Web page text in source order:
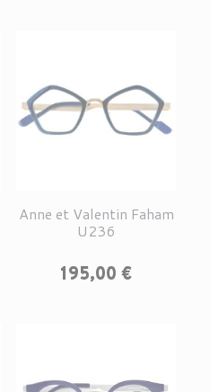
Anne et Valentin Faham
U236
Prix
195,00 €